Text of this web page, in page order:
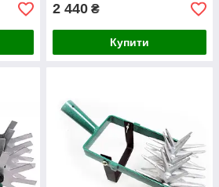
2 440 ₴
Купити